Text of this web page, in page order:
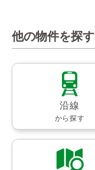
他の物件を探す
沿線
から探す